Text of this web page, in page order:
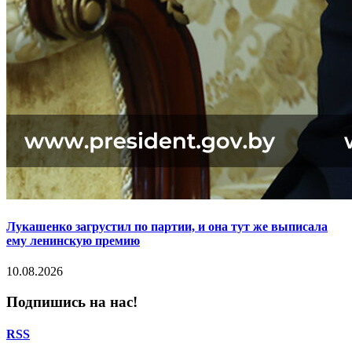
Лукашенко загрустил по партии, и она тут же выписала
ему ленинскую премию
10.08.2026
Подпишись на нас!
RSS